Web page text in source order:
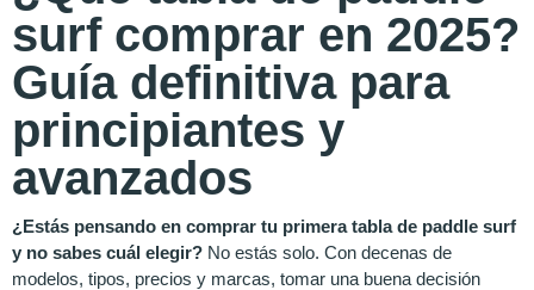
surf comprar en 2025?
Guía definitiva para
principiantes y
avanzados
¿Estás pensando en comprar tu primera tabla de paddle surf
y no sabes cuál elegir? No estás solo. Con decenas de
modelos, tipos, precios y marcas, tomar una buena decisión